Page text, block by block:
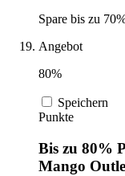
Spare bis zu
Angebot
80%
Speichern
Punkte
Bis zu 80%
Mango